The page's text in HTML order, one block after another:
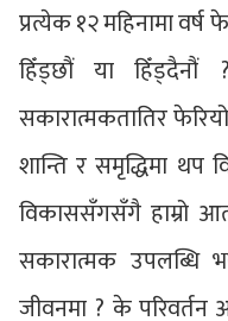
प्रत्येक १२ महिनामा
हिँड्छौं या हिँड्दैनौं
सकारात्मकतातिर
शान्ति र समृद्धिमा
विकाससँगसँगै हाम्रो
सकारात्मक उपलब्धि
जीवनमा ? के परिवर्तन